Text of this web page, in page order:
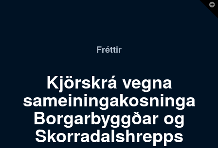
Fréttir
Kjörskrá vegna
sameiningakosninga
Borgarbyggðar og
Skorradalshrepps